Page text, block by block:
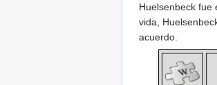
Huelsenbeck fue
vida,
acuerdo.